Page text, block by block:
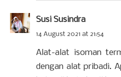
Susi Susindra
14 August 2021 at 21:54
Alat-alat isoman
dengan alat pribadi.